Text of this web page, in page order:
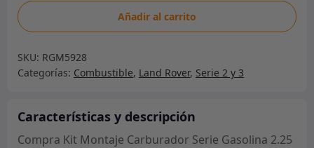
Kit
Montaje
Serie
Gasolina
cantidad
Añadir al carrito
SKU: RGM5928
Categorías: Combustible, Land Rover, Serie 2 y 3
Características y descripción
Compra Kit Montaje Carburador Serie Gasolina 2.25